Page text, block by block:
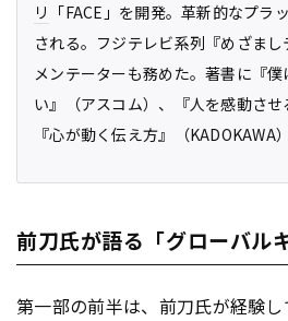
リ 「FACE」を開発。革新的なプラ
される。フジテレビ系列『めざま
メンテーターも務めた。著書に『
い』（アスコム）、『人を感動させ
『心が動く伝え方』（KADOKAWA
前刀氏が語る「グローバル
第一部の前半は、前刀氏が経験